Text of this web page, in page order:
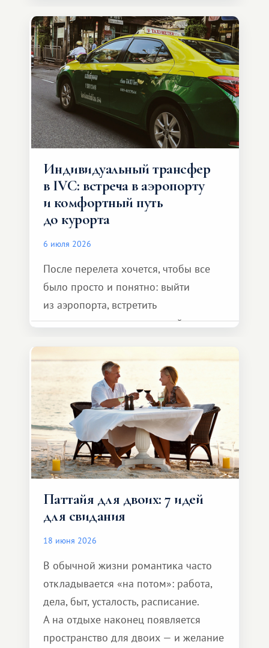
Индивидуальный трансфер
в IVC: встреча в аэропорту
и комфортный путь
до курорта
6 июля 2026
После перелета хочется, чтобы все
было просто и понятно: выйти
из аэропорта, встретить
представителя транспортной
и спокойно доехать до курорта.
Паттайя для двоих: 7 идей
для свидания
18 июня 2026
В обычной жизни романтика часто
откладывается «на потом»: работа,
дела, быт, усталость, расписание.
А на отдыхе наконец появляется
пространство для двоих — и желание